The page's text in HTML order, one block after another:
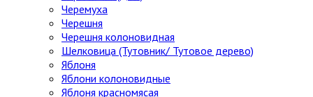
Черемуха
Черешня
Черешня колоновидная
Шелковица (Тутовник/ Тутовое дерево)
Яблоня
Яблони колоновидные
Яблоня красномясая